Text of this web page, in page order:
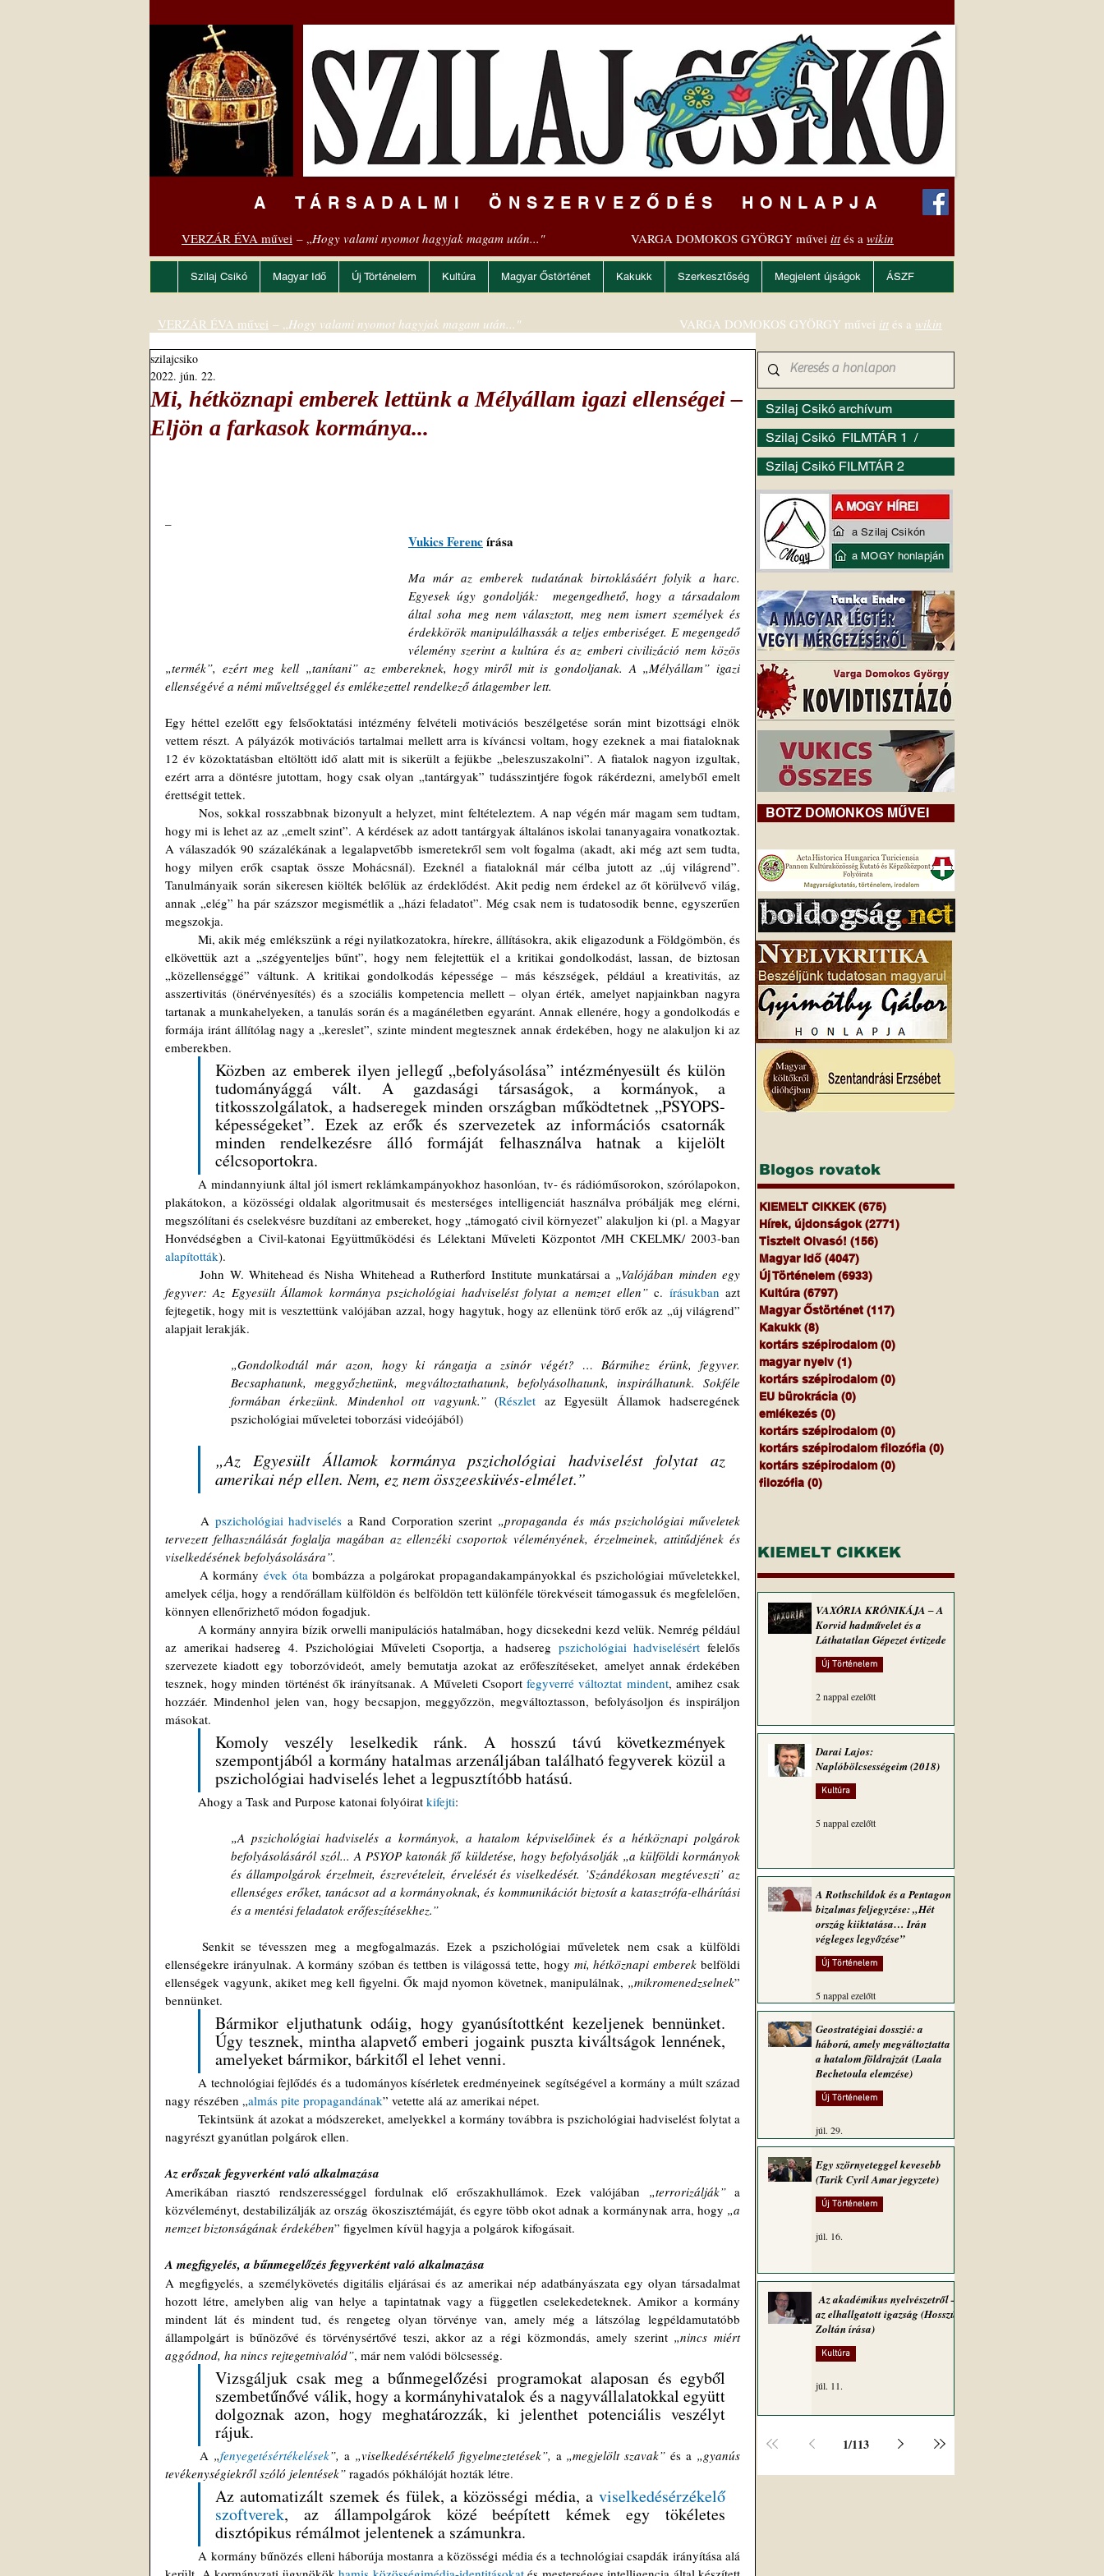
A TÁRSADALMI ÖNSZERVEZŐDÉS HONLAPJA
VERZÁR ÉVA művei – „Hogy valami nyomot hagyjak magam után..." VARGA DOMOKOS GYÖRGY művei ittés a wikin
Szilaj Csikó Magyar Idő Új Történelem Kultúra Magyar Őstörténet Kakukk Szerkesztőség Megjelent újságok ÁSZF
Mi, hétköznapi emberek lettünk a Mélyállam igazi ellenségei –
Eljön a farkasok kormánya...
szilajcsiko
2022. jún. 22.
–
Vukics Ferenc írása
Ma már az emberek tudatának birtoklásáért folyik a harc.
Egyesek úgy gondolják:  megengedhető, hogy a társadalom
által soha meg nem választott, meg nem ismert személyek és
érdekkörök manipulálhassák a teljes emberiséget. E megengedő
vélemény szerint a kultúra és az emberi civilizáció nem közös
„termék”, ezért meg kell „tanítani” az embereknek, hogy miről mit is gondoljanak. A „Mélyállam” igazi
ellenségévé a némi műveltséggel és emlékezettel rendelkező átlagember lett.
Egy héttel ezelőtt egy felsőoktatási intézmény felvételi motivációs beszélgetése során mint bizottsági elnök
vettem részt. A pályázók motivációs tartalmai mellett arra is kíváncsi voltam, hogy ezeknek a mai fiataloknak
12 év közoktatásban eltöltött idő alatt mit is sikerült a fejükbe „beleszuszakolni”. A fiatalok nagyon izgultak,
ezért arra a döntésre jutottam, hogy csak olyan „tantárgyak” tudásszintjére fogok rákérdezni, amelyből emelt
érettségit tettek.
	Nos, sokkal rosszabbnak bizonyult a helyzet, mint feltételeztem. A nap végén már magam sem tudtam,
hogy mi is lehet az az „emelt szint”. A kérdések az adott tantárgyak általános iskolai tananyagaira vonatkoztak.
A válaszadók 90 százalékának a legalapvetőbb ismeretekről sem volt fogalma (akadt, aki még azt sem tudta,
hogy milyen erők csaptak össze Mohácsnál). Ezeknél a fiataloknál már célba jutott az „új világrend”.
Tanulmányaik során sikeresen kiölték belőlük az érdeklődést. Akit pedig nem érdekel az őt körülvevő világ,
annak „elég” ha pár százszor megismétlik a „házi feladatot”. Még csak nem is tudatosodik benne, egyszerűen
megszokja.
	Mi, akik még emlékszünk a régi nyilatkozatokra, hírekre, állításokra, akik eligazodunk a Földgömbön, és
elkövettük azt a „szégyenteljes bűnt”, hogy nem felejtettük el a kritikai gondolkodást, lassan, de biztosan
„közellenséggé” váltunk. A kritikai gondolkodás képessége – más készségek, például a kreativitás, az
asszertivitás (önérvényesítés) és a szociális kompetencia mellett – olyan érték, amelyet napjainkban nagyra
tartanak a munkahelyeken, a tanulás során és a magánéletben egyaránt. Annak ellenére, hogy a gondolkodás e
formája iránt állítólag nagy a „kereslet”, szinte mindent megtesznek annak érdekében, hogy ne alakuljon ki az
emberekben.
Közben az emberek ilyen jellegű „befolyásolása” intézményesült és külön
tudományággá vált. A gazdasági társaságok, a kormányok, a
titkosszolgálatok, a hadseregek minden országban működtetnek „PSYOPS-
képességeket”. Ezek az erők és szervezetek az információs csatornák
minden rendelkezésre álló formáját felhasználva hatnak a kijelölt
célcsoportokra.
	A mindannyiunk által jól ismert reklámkampányokhoz hasonlóan, tv- és rádióműsorokon, szórólapokon,
plakátokon, a közösségi oldalak algoritmusait és mesterséges intelligenciát használva próbálják meg elérni,
megszólítani és cselekvésre buzdítani az embereket, hogy „támogató civil környezet” alakuljon ki (pl. a Magyar
alapították).
	John W. Whitehead és Nisha Whitehead a Rutherford Institute munkatársai a
„Valójában minden egy
fegyver: Az Egyesült Államok kormánya pszichológiai hadviselést folytat a nemzet ellen” c. írásukban azt
fejtegetik, hogy mit is vesztettünk valójában azzal, hogy hagytuk, hogy az ellenünk törő erők az „új világrend”
alapjait lerakják.
„Gondolkodtál már azon, hogy ki rángatja a zsinór végét? … Bármihez érünk, fegyver.
Becsaphatunk, meggyőzhetünk, megváltoztathatunk, befolyásolhatunk, inspirálhatunk. Sokféle
formában érkezünk. Mindenhol ott vagyunk.” (Részlet az Egyesült Államok hadseregének
pszichológiai műveletei toborzási videójából)
„Az Egyesült Államok kormánya pszichológiai hadviselést folytat az
amerikai nép ellen. Nem, ez nem összeesküvés-elmélet.”
	A
pszichológiai hadviselés a Rand Corporation szerint „propaganda és más pszichológiai műveletek
tervezett felhasználását foglalja magában az ellenzéki csoportok véleményének, érzelmeinek, attitűdjének és
viselkedésének befolyásolására”.
	A kormány
évek óta bombázza a polgárokat propagandakampányokkal és pszichológiai műveletekkel,
amelyek célja, hogy a rendőrállam külföldön és belföldön tett különféle törekvéseit támogassuk és megfelelően,
könnyen ellenőrizhető módon fogadjuk.
	A kormány annyira bízik orwelli manipulációs hatalmában, hogy dicsekedni kezd velük. Nemrég például
az amerikai hadsereg 4. Pszichológiai Műveleti Csoportja, a hadsereg pszichológiai hadviselésért felelős
szervezete kiadott egy toborzóvideót, amely bemutatja azokat az erőfeszítéseket, amelyet annak érdekében
tesznek, hogy minden történést ők irányítsanak. A Műveleti Csoport fegyverré változtat mindent, amihez csak
hozzáér. Mindenhol jelen van, hogy becsapjon, meggyőzzön, megváltoztasson, befolyásoljon és inspiráljon
másokat.
Komoly veszély leselkedik ránk. A hosszú távú következmények
szempontjából a kormány hatalmas arzenáljában található fegyverek közül a
pszichológiai hadviselés lehet a legpusztítóbb hatású.
	Ahogy a Task and Purpose katonai folyóirat
kifejti:
„A pszichológiai hadviselés a kormányok, a hatalom képviselőinek és a hétköznapi polgárok
befolyásolásáról szól... A PSYOP katonák fő küldetése, hogy befolyásolják „a külföldi kormányok
és állampolgárok érzelmeit, észrevételeit, érvelését és viselkedését. ’Szándékosan megtéveszti’ az
ellenséges erőket, tanácsot ad a kormányoknak, és kommunikációt biztosít a katasztrófa-elhárítási
és a mentési feladatok erőfeszítésekhez.”
ellenségekre irányulnak. A kormány szóban és tettben is világossá tette, hogy mi, hétköznapi emberek belföldi
ellenségek vagyunk, akiket meg kell figyelni. Ők majd nyomon követnek, manipulálnak, „mikromenedzselnek”
bennünket.
Bármikor eljuthatunk odáig, hogy gyanúsítottként kezeljenek bennünket.
Úgy tesznek, mintha alapvető emberi jogaink puszta kiváltságok lennének,
amelyeket bármikor, bárkitől el lehet venni.
	A technológiai fejlődés és a tudományos kísérletek eredményeinek segítségével a kormány a múlt század
nagy részében „almás pite propagandának” vetette alá az amerikai népet.
	Tekintsünk át azokat a módszereket, amelyekkel a kormány továbbra is pszichológiai hadviselést folytat a
nagyrészt gyanútlan polgárok ellen.
Az erőszak fegyverként való alkalmazása
Amerikában riasztó rendszerességgel fordulnak elő erőszakhullámok. Ezek valójában „terrorizálják” a
közvéleményt, destabilizálják az ország ökoszisztémáját, és egyre több okot adnak a kormánynak arra, hogy „a
nemzet biztonságának érdekében” figyelmen kívül hagyja a polgárok kifogásait.
A megfigyelés, a bűnmegelőzés fegyverként való alkalmazása
A megfigyelés, a személykövetés digitális eljárásai és az amerikai nép adatbányászata egy olyan társadalmat
hozott létre, amelyben alig van helye a tapintatnak vagy a független cselekedeteknek. Amikor a kormány
mindent lát és mindent tud, és rengeteg olyan törvénye van, amely még a látszólag legpéldamutatóbb
állampolgárt is bűnözővé és törvénysértővé teszi, akkor az a régi közmondás, amely szerint „nincs miért
aggódnod, ha nincs rejtegetnivalód”, már nem valódi bölcsesség.
Vizsgáljuk csak meg a bűnmegelőzési programokat alaposan és egyből
szembetűnővé válik, hogy a kormányhivatalok és a nagyvállalatokkal együtt
dolgoznak azon, hogy meghatározzák, ki jelenthet potenciális veszélyt
rájuk.
	A
„fenyegetésértékelések”, a „viselkedésértékelő figyelmeztetések”, a „megjelölt szavak” és a „gyanús
tevékenységiekről szóló jelentések” ragadós pókhálóját hozták létre.
Az automatizált szemek és fülek, a közösségi média, a viselkedésérzékelő
szoftverek, az állampolgárok közé beépített kémek egy tökéletes
disztópikus rémálmot jelentenek a számunkra.
	A kormány bűnözés elleni háborúja mostanra a közösségi média és a technológiai csapdák irányítása alá
Szilaj Csikó archívum
Szilaj Csikó FILMTÁR 1 /
Szilaj Csikó FILMTÁR 2
VERZÁR ÉVA művei – „Hogy valami nyomot hagyjak magam után..." VARGA DOMOKOS GYÖRGY művei itt és a wikin
BOTZ DOMONKOS MŰVEI
Blogos rovatok
KIEMELT CIKKEK (675)
Hírek, újdonságok (2771)
Tisztelt Olvasó! (156)
Magyar Idő (4047)
Új Történelem (6933)
Kultúra (6797)
Magyar Őstörténet (117)
Kakukk (8)
kortárs szépirodalom (0)
magyar nyelv (1)
kortárs szépirodalom (0)
EU bürokrácia (0)
emlékezés (0)
kortárs szépirodalom (0)
kortárs szépirodalom filozófia (0)
kortárs szépirodalom (0)
filozófia (0)
KIEMELT CIKKEK
VAXÓRIA KRÓNIKÁJA ‒ A
Korvid hadművelet és a
Láthatatlan Gépezet évtizede
Új Történelem
2 nappal ezelőtt
Darai Lajos:
Naplóbölcsességeim (2018)
Kultúra
5 nappal ezelőtt
A Rothschildok és a Pentagon
bizalmas feljegyzése: „Hét
ország kiiktatása… Irán
végleges legyőzése”
Új Történelem
5 nappal ezelőtt
Geostratégiai dosszié: a
háború, amely megváltoztatta
a hatalom földrajzát (Laala
Bechetoula elemzése)
Új Történelem
júl. 29.
Egy szörnyeteggel kevesebb
(Tarik Cyril Amar jegyzete)
Új Történelem
júl. 16.
Az akadémikus nyelvészetről –
az elhallgatott igazság (Hosszú
Zoltán írása)
Kultúra
júl. 11.
1/113
a Szilaj Csikón
a MOGY honlapján